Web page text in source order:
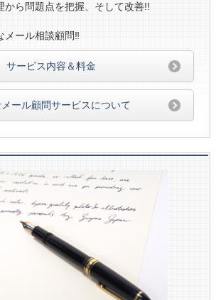
から問題点を把握、そして改善!!
メール相談顧問‼
サービス内容＆料金
ール顧問サービスについて